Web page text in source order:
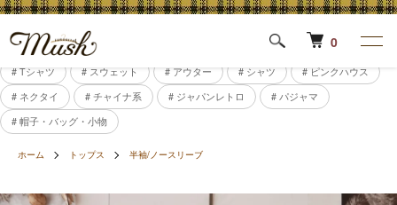
0
# Tシャツ # スウェット # アウター # シャツ
# ピンクハウス
# ネクタイ
# チャイナ系 # ジャパンレトロ
# パジャマ
# 帽子・バッグ・小物
ホーム トップス 半袖/ノースリーブ